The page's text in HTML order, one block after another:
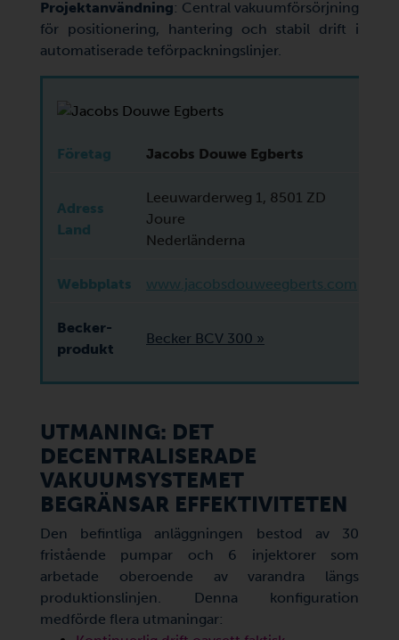
Projektanvändning: Central vakuumförsörjning
för positionering, hantering och stabil drift i
automatiserade teförpackningslinjer.
Företag Jacobs Douwe Egberts
Adress
Land
Leeuwarderweg 1, 8501 ZD
Joure
Nederländerna
Webbplats www.jacobsdouweegberts.com
Becker-
produkt
Becker BCV 300 »
UTMANING: DET
DECENTRALISERADE
VAKUUMSYSTEMET
BEGRÄNSAR EFFEKTIVITETEN
Den befintliga anläggningen bestod av 30
fristående pumpar och 6 injektorer som
arbetade oberoende av varandra längs
produktionslinjen. Denna konfiguration
medförde flera utmaningar: